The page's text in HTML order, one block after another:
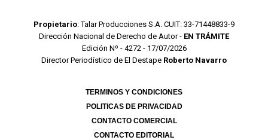
Propietario: Talar Producciones S.A. CUIT: 33-71448833-9
Dirección Nacional de Derecho de Autor - EN TRÁMITE
Edición Nº - 4272 - 17/07/2026
Director Periodístico de El Destape Roberto Navarro
TERMINOS Y CONDICIONES
POLITICAS DE PRIVACIDAD
CONTACTO COMERCIAL
CONTACTO EDITORIAL